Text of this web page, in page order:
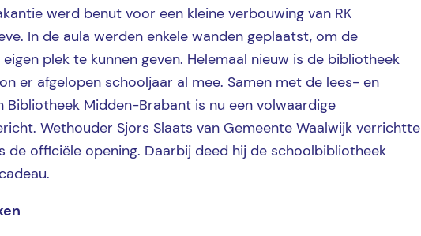
werd benut voor een kleine verbouwing van RK
In de aula werden enkele wanden geplaatst, om de
plek te kunnen geven. Helemaal nieuw is de bibliotheek
er afgelopen schooljaar al mee. Samen met de lees- en
Bibliotheek Midden-Brabant is nu een volwaardige
Wethouder Sjors Slaats van Gemeente Waalwijk verrichtte
de officiële opening. Daarbij deed hij de schoolbibliotheek